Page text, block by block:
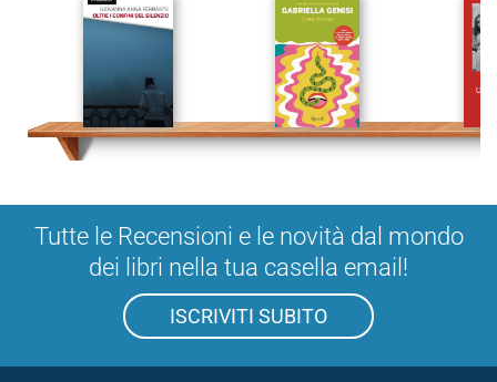
Tutte le Recensioni e le novità dal mondo
dei libri nella tua casella email!
ISCRIVITI SUBITO